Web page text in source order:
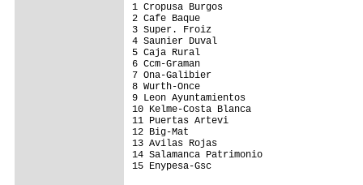
1 Cropusa Burgos
2 Cafe Baque
3 Super. Froiz
4 Saunier Duval
5 Caja Rural
6 Ccm-Graman
7 Ona-Galibier
8 Wurth-Once
9 Leon Ayuntamientos
10 Kelme-Costa Blanca
11 Puertas Artevi
12 Big-Mat
13 Avilas Rojas
14 Salamanca Patrimonio
15 Enypesa-Gsc